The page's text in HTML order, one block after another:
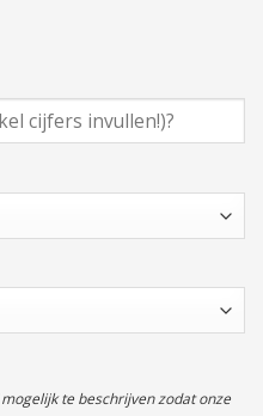
te beschrijven zodat onze